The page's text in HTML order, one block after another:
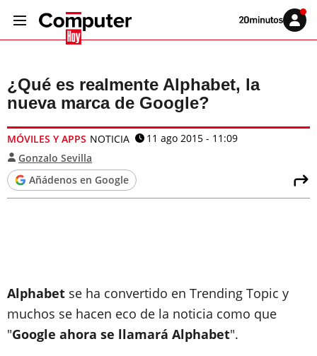
Volver
Iniciar
sesión
¿Qué es realmente Alphabet, la
nueva marca de Google?
MÓVILES Y APPS NOTICIA
11 ago 2015 - 11:09
Gonzalo Sevilla
Añádenos en Google
Alphabet se ha convertido en Trending Topic y
muchos se hacen eco de la noticia como que
"Google ahora se llamará Alphabet".